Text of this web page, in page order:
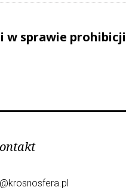
w sprawie prohibicji